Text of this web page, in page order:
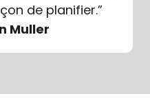
de planifier.”
Muller